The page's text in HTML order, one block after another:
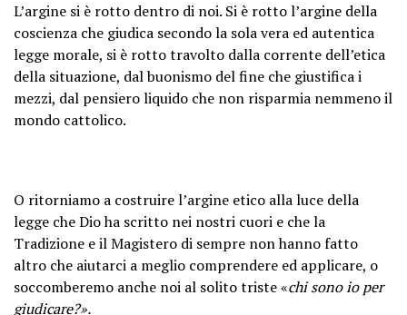
L’argine si è rotto dentro di noi. Si è rotto l’argine della
coscienza che giudica secondo la sola vera ed autentica
legge morale, si è rotto travolto dalla corrente dell’etica
della situazione, dal buonismo del fine che giustifica i
mezzi, dal pensiero liquido che non risparmia nemmeno il
mondo cattolico.
O ritorniamo a costruire l’argine etico alla luce della
legge che Dio ha scritto nei nostri cuori e che la
Tradizione e il Magistero di sempre non hanno fatto
altro che aiutarci a meglio comprendere ed applicare, o
soccomberemo anche noi al solito triste «chi sono io per
giudicare?».